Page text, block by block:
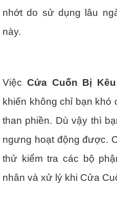
nhớt do sử dụng lâu
này.
Việc Cửa Cuốn Bị
khiến không chỉ bạn khó
than phiền. Dù vậy thì
ngưng hoạt động được.
thử kiểm tra các bộ
nhân và xử lý khi Cửa